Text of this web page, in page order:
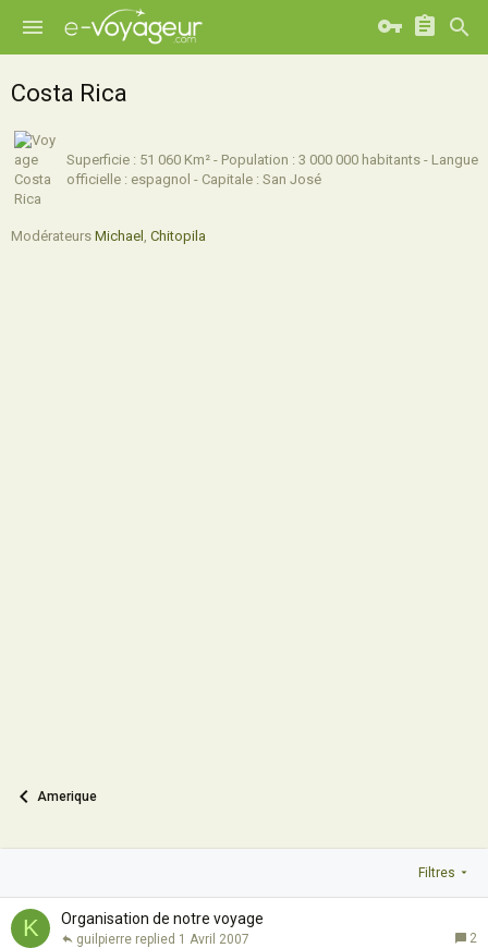
Costa Rica
Superficie : 51 060 Km² - Population : 3 000 000 habitants - Langue
officielle : espagnol - Capitale : San José
Modérateurs Michael , Chitopila
Amerique
Filtres
K Organisation de notre voyage
2
1 Avril 2007
guilpierre